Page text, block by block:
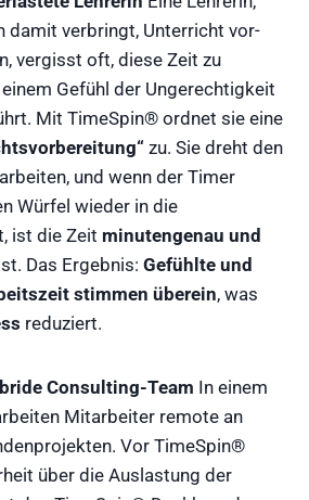
damit verbringt, Unterricht vor-
vergisst oft, diese Zeit zu
Gefühl der Ungerechtigkeit
Mit TimeSpin® ordnet sie eine
zu. Sie dreht den
und wenn der Timer
Würfel wieder in die
ist die Zeit minutengenau und
Das Ergebnis: Gefühlte und
stimmen überein, was
reduziert.
Consulting-Team In einem
Mitarbeiter remote an
Vor TimeSpin®
über die Auslastung der